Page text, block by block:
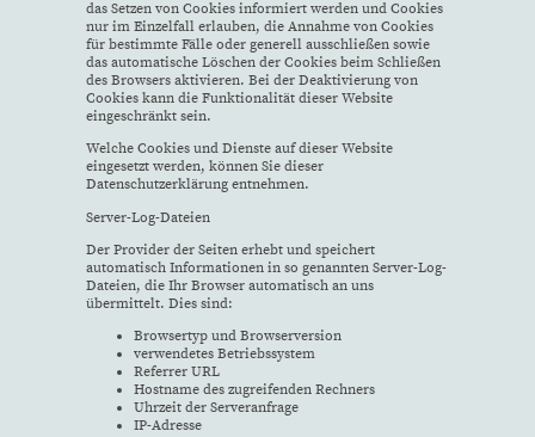
das Setzen von Cookies informiert werden und Cookies
nur im Einzelfall erlauben, die Annahme von Cookies
für bestimmte Fälle oder generell ausschließen sowie
das automatische Löschen der Cookies beim Schließen
des Browsers aktivieren. Bei der Deaktivierung von
Cookies kann die Funktionalität dieser Website
eingeschränkt sein.
Welche Cookies und Dienste auf dieser Website
eingesetzt werden, können Sie dieser
Datenschutzerklärung entnehmen.
Server-Log-Dateien
Der Provider der Seiten erhebt und speichert
automatisch Informationen in so genannten Server-Log-
Dateien, die Ihr Browser automatisch an uns
übermittelt. Dies sind:
Browsertyp und Browserversion
verwendetes Betriebssystem
Referrer URL
Hostname des zugreifenden Rechners
Uhrzeit der Serveranfrage
IP-Adresse